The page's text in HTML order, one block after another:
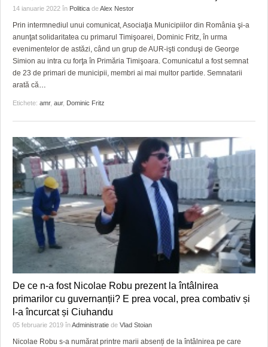
LICEE, ŞCOLI ŞI GRĂDINIŢE DIN TIMIŞ
PRIMĂRIILE DIN TIMIŞ
SFATUL MEDICULUI
14 ianuarie 2022 în Politica deAlex Nestor
Prin intermnediul unui comunicat, Asociaţia Municipiilor din România şi-a
anunţat solidaritatea cu primarul Timişoarei, Dominic Fritz, în urma
evenimentelor de astăzi, când un grup de AUR-işti conduşi de George
Simion au intra cu forţa în Primăria Timişoara. Comunicatul a fost semnat
de 23 de primari de municipii, membri ai mai multor partide. Semnatarii
arată că…
Etichete: amr, aur, Dominic Fritz
De ce n-a fost Nicolae Robu prezent la întâlnirea
primarilor cu guvernanții? E prea vocal, prea combativ și
l-a încurcat și Ciuhandu
05 februarie 2019 înAdministratie de Vlad Stoian
Nicolae Robu s-a numărat printre marii absenți de la întâlnirea pe care